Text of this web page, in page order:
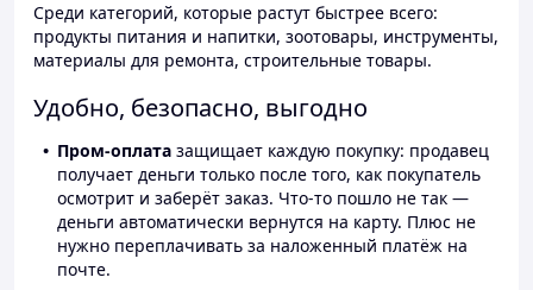
Среди категорий, которые растут быстрее всего:
продукты питания и напитки, зоотовары, инструменты,
материалы для ремонта, строительные товары.
Удобно, безопасно, выгодно
Пром-оплата защищает каждую покупку: продавец
получает деньги только после того, как покупатель
осмотрит и заберёт заказ. Что-то пошло не так —
деньги автоматически вернутся на карту. Плюс не
нужно переплачивать за наложенный платёж на
почте.